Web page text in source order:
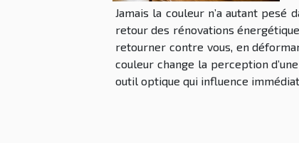
Jamais la couleur n’a autant
retour des rénovations
retourner contre vous, en
couleur change la perception
outil optique qui influence